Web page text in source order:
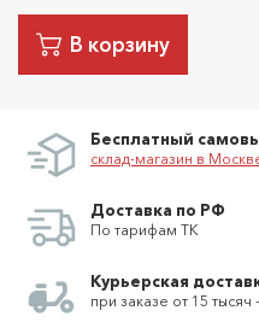
В корзину
Бесплатный
склад-магазин в
Доставка по РФ
По тарифам ТК
Курьерская
при заказе от 15 тысяч